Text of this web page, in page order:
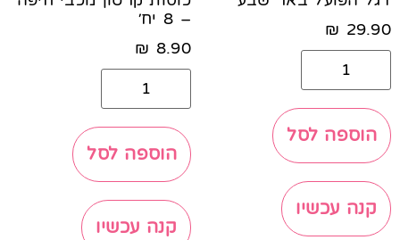
29.90
₪
הוספה לסל
קנה עכשיו
– 8 יח׳
8.90
₪
הוספה לסל
קנה עכשיו